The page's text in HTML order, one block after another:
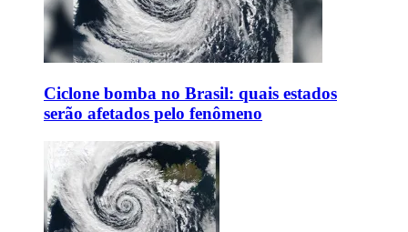
Ciclone bomba no Brasil: quais estados
serão afetados pelo fenômeno